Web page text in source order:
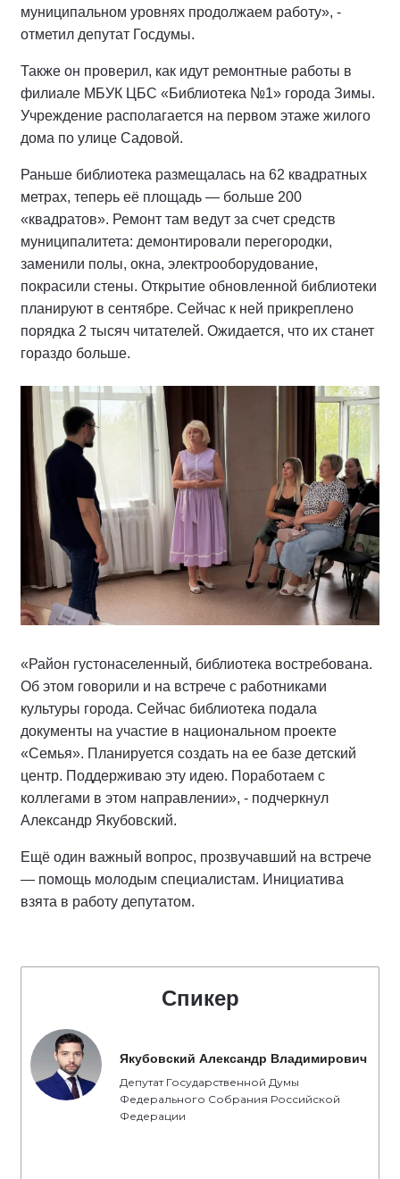
муниципальном уровнях продолжаем работу», -
отметил депутат Госдумы.
Также он проверил, как идут ремонтные работы в
филиале МБУК ЦБС «Библиотека №1» города Зимы.
Учреждение располагается на первом этаже жилого
дома по улице Садовой.
Раньше библиотека размещалась на 62 квадратных
метрах, теперь её площадь — больше 200
«квадратов». Ремонт там ведут за счет средств
муниципалитета: демонтировали перегородки,
заменили полы, окна, электрооборудование,
покрасили стены. Открытие обновленной библиотеки
планируют в сентябре. Сейчас к ней прикреплено
порядка 2 тысяч читателей. Ожидается, что их станет
гораздо больше.
«Район густонаселенный, библиотека востребована.
Об этом говорили и на встрече с работниками
культуры города. Сейчас библиотека подала
документы на участие в национальном проекте
«Семья». Планируется создать на ее базе детский
центр. Поддерживаю эту идею. Поработаем с
коллегами в этом направлении», - подчеркнул
Александр Якубовский.
Ещё один важный вопрос, прозвучавший на встрече
— помощь молодым специалистам. Инициатива
взята в работу депутатом.
Спикер
Якубовский Александр Владимирович
Депутат Государственной Думы
Федерального Собрания Российской
Федерации